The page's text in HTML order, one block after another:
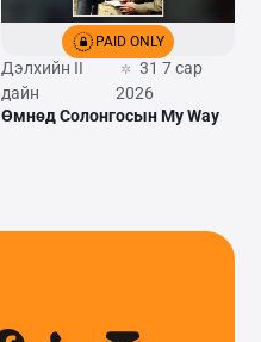
PAID ONLY
Дэлхийн II
дайн
31 7 сар
2026
Өмнөд Солонгосын My Way